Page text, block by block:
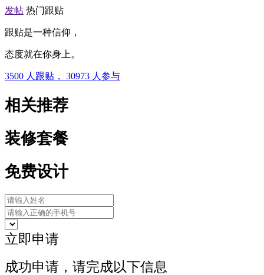
发帖 热门跟贴
跟贴是一种信仰，
态度就在你身上。
3500 人跟贴， 30973 人参与
相关推荐
装修套餐
免费设计
立即申请
成功申请，请完成以下信息